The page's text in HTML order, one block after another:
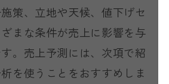
策、立地や天候、値下げセ
まな条件が売上に影響を与
。売上予測には、次項で紹
を使うことをおすすめしま